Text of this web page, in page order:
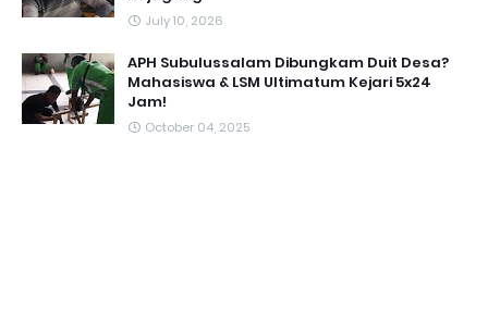
July 10, 2026
APH Subulussalam Dibungkam Duit Desa?
Mahasiswa & LSM Ultimatum Kejari 5x24
Jam!
October 04, 2025